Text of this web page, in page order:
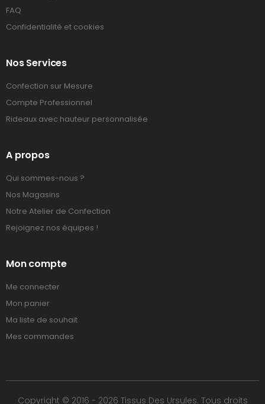
FAQ
Confidentialité et cookies
Nos Services
Confection sur Mesure
Compte Professionnel
Rideaux avec hauteur personnalisée
A propos
Qui sommes-nous ?
Nos Magasins
Notre Atelier de Confection
Rejoignez nos équipes !
Mon compte
Me connecter
Mon panier
Ma liste de souhait
Mes commandes
Copyright © 2016 - 2026 Tissus Des Ursules. Tous droits